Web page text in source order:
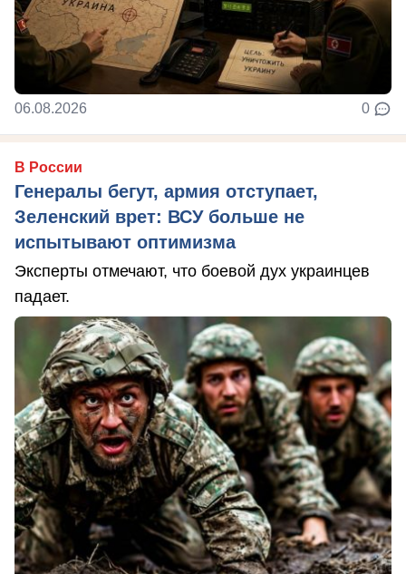
06.08.2026 0
В России
Генералы бегут, армия отступает,
Зеленский врет: ВСУ больше не
испытывают оптимизма
Эксперты отмечают, что боевой дух украинцев
падает.